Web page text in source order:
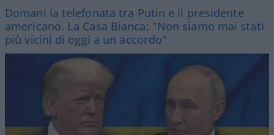
Domani la telefonata tra Putin e il presidente
americano. La Casa Bianca: "Non siamo mai stati
più vicini di oggi a un accordo"